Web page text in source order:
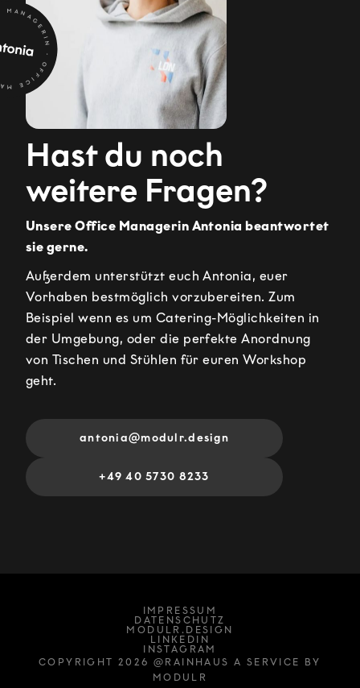
Hast du noch
weitere Fragen?
Unsere Office Managerin Antonia beantwortet
sie gerne.
Außerdem unterstützt euch Antonia, euer
Vorhaben bestmöglich vorzubereiten. Zum
Beispiel wenn es um Catering-Möglichkeiten in
der Umgebung, oder die perfekte Anordnung
von Tischen und Stühlen für euren Workshop
geht.
antonia@modulr.design
+49 40 5730 8233
IMPRESSUM
DATENSCHUTZ
MODULR.DESIGN
LINKEDIN
INSTAGRAM
COPYRIGHT 2026 @RAINHAUS A SERVICE BY
MODULR